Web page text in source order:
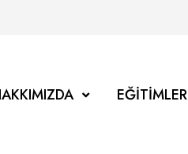
EĞITIMLER